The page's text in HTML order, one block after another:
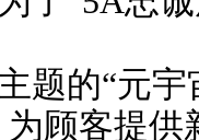
题的“元
顾客提供